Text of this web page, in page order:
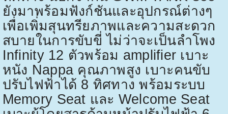
ยังมาพร้อมฟังก์ชันและอุปกรณ์ต่างๆ
เพื่อเพิ่มสุนทรียภาพและความสะดวก
สบายในการขับขี่ ไม่ว่าจะเป็นลำโพง
Infinity 12 ตัวพร้อม amplifier เบาะ
หนัง Nappa คุณภาพสูง เบาะคนขับ
ปรับไฟฟ้าได้ 8 ทิศทาง พร้อมระบบ
Memory Seat และ Welcome Seat